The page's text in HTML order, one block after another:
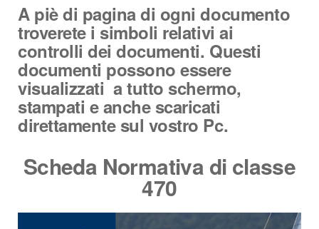
A piè di pagina di ogni documento
troverete i simboli relativi ai
controlli dei documenti. Questi
documenti possono essere
visualizzati a tutto schermo,
stampati e anche scaricati
direttamente sul vostro Pc.
Scheda Normativa di classe
470